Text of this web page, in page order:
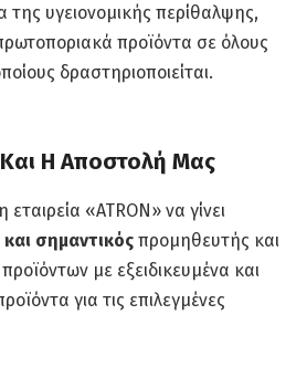
της υγειονομικής περίθαλψης,
προϊόντα σε όλους
δραστηριοποιείται.
Η Αποστολή Μας
εταιρεία «ATRON» να γίνει
και σημαντικός προμηθευτής και
με εξειδικευμένα και
για τις επιλεγμένες